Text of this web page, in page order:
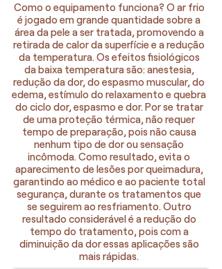
Como o equipamento funciona? O ar frio
é jogado em grande quantidade sobre a
área da pele a ser tratada, promovendo a
retirada de calor da superfície e a redução
da temperatura. Os efeitos fisiológicos
da baixa temperatura são: anestesia,
redução da dor, do espasmo muscular, do
edema, estímulo do relaxamento e quebra
do ciclo dor, espasmo e dor. Por se tratar
de uma proteção térmica, não requer
tempo de preparação, pois não causa
nenhum tipo de dor ou sensação
incômoda. Como resultado, evita o
aparecimento de lesões por queimadura,
garantindo ao médico e ao paciente total
segurança, durante os tratamentos que
se seguirem ao resfriamento. Outro
resultado considerável é a redução do
tempo do tratamento, pois com a
diminuição da dor essas aplicações são
mais rápidas.